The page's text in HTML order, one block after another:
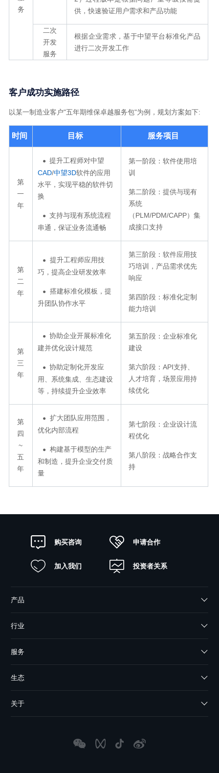
务
供，快速验证用户需求和产品功能
二次
开发
服务
根据企业需求，基于中望平台标准化产品
进行二次开发工作
客户成功实施路径
以某一制造业客户"五年期维保卓越服务包"为例，规划方案如下:
时间 目标 服务项目
第
一
年
● 提升工程师对中望
CAD/中望3D软件的应用
水平，实现平稳的软件切
换
● 支持与现有系统流程
串通，保证业务流通畅
第一阶段：软件使用培
训
第二阶段：提供与现有
系统
（PLM/PDM/CAPP）集
成接口支持
第
二
年
●提升工程师应用技
巧，提高企业研发效率
●搭建标准化模板，提
升团队协作水平
第三阶段：软件应用技
巧培训，产品需求优先
响应
第四阶段：标准化定制
能力培训
第
三
年
● 协助企业开展标准化
建并优化设计规范
● 协助定制化开发应
用、系统集成、生态建设
等，持续提升企业效率
第五阶段：企业标准化
建设
第六阶段：API支持、
人才培育，场景应用持
续优化
第
四
~
五
年
●扩大团队应用范围，
优化内部流程
●构建基于模型的生产
和制造，提升企业交付质
量
第七阶段：企业设计流
程优化
第八阶段：战略合作支
持
购买咨询 申请合作
加入我们 投资者关系
产品
行业
服务
生态
关于